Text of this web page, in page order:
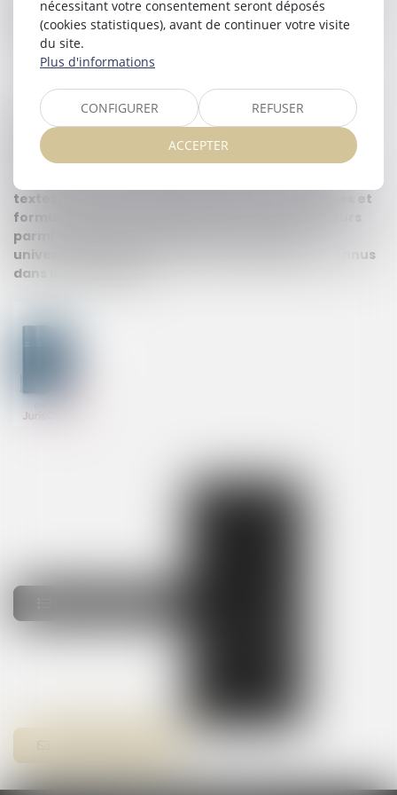
disparition de son fonds de commerce (car la clientèle est
souvent attachée à l’emplacement) et la perte de ses
investissements éventuels.
Pour l’étude des dossiers et l’établissement de nos
actes et consultations, nous utilisons la
documentation publiée par le JurisClasseur. Les
encyclopédies et ouvrages constituent un fonds
documentaire actualisé en permanence, riche de
textes, commentaires, jurisprudence, procédures et
formules auquel contribuent plus de 2 000 auteurs
parmi les plus prestigieux du droit français,
universitaires de haut niveau ou praticiens reconnus
dans leur discipline.
nécessitant votre consentement seront déposés
(cookies statistiques), avant de continuer votre visite
du site.
Plus d'informations
CONFIGURER REFUSER
ACCEPTER